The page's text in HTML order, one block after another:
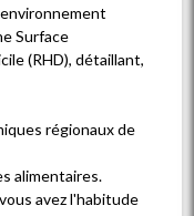
Surface
(RHD), détaillant,
régionaux de
alimentaires.
avez l'habitude